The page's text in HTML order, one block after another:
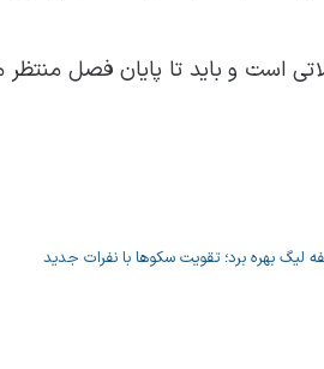
است و باید تا پایان فصل منتظر
بهره برد؛ تقویت سکوها با نفرات جدید